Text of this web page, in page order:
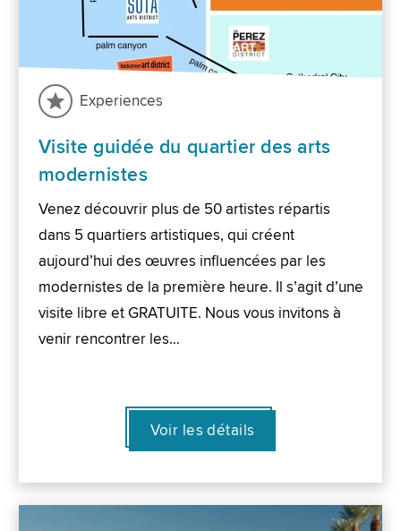
Experiences
Visite guidée du quartier des arts
modernistes
Venez découvrir plus de 50 artistes répartis
dans 5 quartiers artistiques, qui créent
aujourd’hui des œuvres influencées par les
modernistes de la première heure. Il s’agit d’une
visite libre et GRATUITE. Nous vous invitons à
venir rencontrer les…
Voir les détails